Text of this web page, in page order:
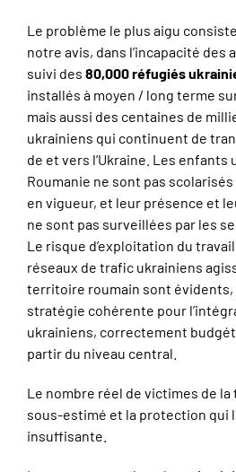
Le problème le plus aigu
notre avis, dans l’incapacité des
suivi des 80,000 réfugiés
installés à moyen / long terme
mais aussi des centaines de
ukrainiens qui continuent de
de et vers l’Ukraine. Les
Roumanie ne sont pas
en vigueur, et leur présence et
ne sont pas surveillées par les
Le risque d’exploitation du
réseaux de trafic ukrainiens
territoire roumain sont évidents,
stratégie cohérente pour
ukrainiens, correctement
partir du niveau central.
Le nombre réel de victimes de
sous-estimé et la protection qui
insuffisante.